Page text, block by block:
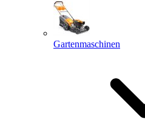
Gartenmaschinen